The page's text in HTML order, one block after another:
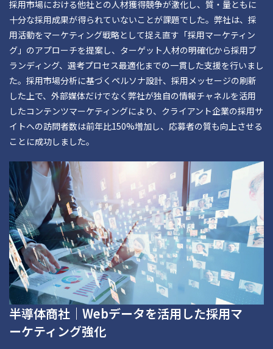
採用市場における他社との人材獲得競争が激化し、質・量ともに
十分な採用成果が得られていないことが課題でした。弊社は、採
用活動をマーケティング戦略として捉え直す「採用マーケティン
グ」のアプローチを提案し、ターゲット人材の明確化から採用ブ
ランディング、選考プロセス最適化までの一貫した支援を行いまし
た。採用市場分析に基づくペルソナ設計、採用メッセージの刷新
した上で、外部媒体だけでなく弊社が独自の情報チャネルを活用
したコンテンツマーケティングにより、クライアント企業の採用サ
イトへの訪問者数は前年比150%増加し、応募者の質も向上させる
ことに成功しました。
半導体商社｜Webデータを活用した採用マ
ーケティング強化